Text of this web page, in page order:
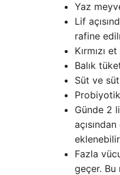
Yaz
Lif
rafine
Kırmızı
Balık
Süt ve süt
Günde 2
Fazla
geçer.